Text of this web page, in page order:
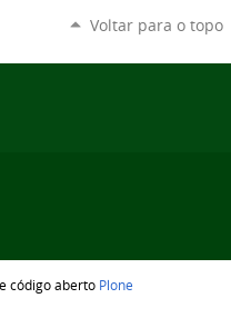
Voltar para o topo
código aberto Plone